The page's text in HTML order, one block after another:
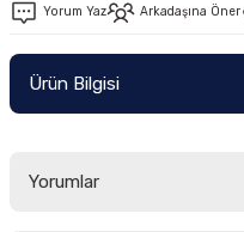
Yorum Yaz Arkadaşına Öner
Ürün Bilgisi
Yorumlar